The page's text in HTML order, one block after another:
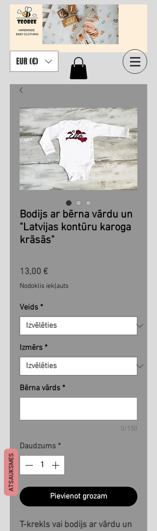
EUR (€)
Bodijs ar bērna vārdu un
"Latvijas kontūru karoga
krāsās"
13,00 €Cena
Nodoklis iekļauts
Veids *
Izmērs *
Bērna vārds *
0/150
Daudzums *
Pievienot grozam
T-krekls vai bodijs ar vārdu un
ATSAUKSMES